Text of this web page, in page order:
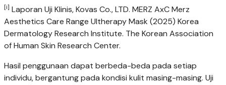
[i] Laporan Uji Klinis, Kovas Co., LTD. MERZ AxC Merz
Aesthetics Care Range Ultherapy Mask (2025) Korea
Dermatology Research Institute. The Korean Association
of Human Skin Research Center.
Hasil penggunaan dapat berbeda-beda pada setiap
individu, bergantung pada kondisi kulit masing-masing. Uji